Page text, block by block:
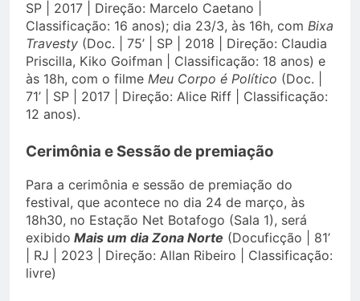
SP | 2017 | Direção: Marcelo Caetano |
Classificação: 16 anos); dia 23/3, às 16h, com Bixa
Travesty (Doc. | 75’ | SP | 2018 | Direção: Claudia
Priscilla, Kiko Goifman | Classificação: 18 anos) e
às 18h, com o filme Meu Corpo é Político (Doc. |
71’ | SP | 2017 | Direção: Alice Riff | Classificação:
12 anos).
Cerimônia e Sessão de premiação
Para a cerimônia e sessão de premiação do
festival, que acontece no dia 24 de março, às
18h30, no Estação Net Botafogo (Sala 1), será
exibido Mais um dia Zona Norte (Docuficção | 81’
| RJ | 2023 | Direção: Allan Ribeiro | Classificação:
livre)